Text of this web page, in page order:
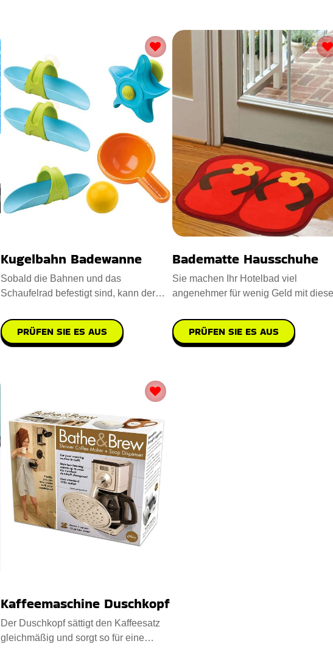
Kugelbahn Badewanne
Sobald die Bahnen und das
Schaufelrad befestigt sind, kann der
PRÜFEN SIE ES AUS
Badematte Hausschuhe
Sie machen Ihr Hotelbad viel
angenehmer für wenig Geld mit
PRÜFEN SIE ES AUS
Kaffeemaschine Duschkopf
Der Duschkopf sättigt den Kaffeesatz
gleichmäßig und sorgt so für eine